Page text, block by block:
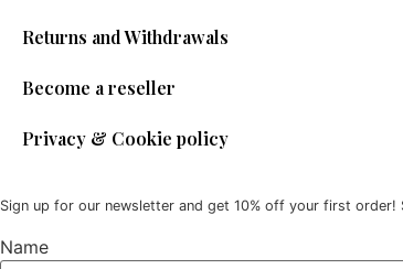
Returns and Withdrawals
Become a reseller
Privacy & Cookie policy
Sign up for our newsletter and get 10% off your first
Name